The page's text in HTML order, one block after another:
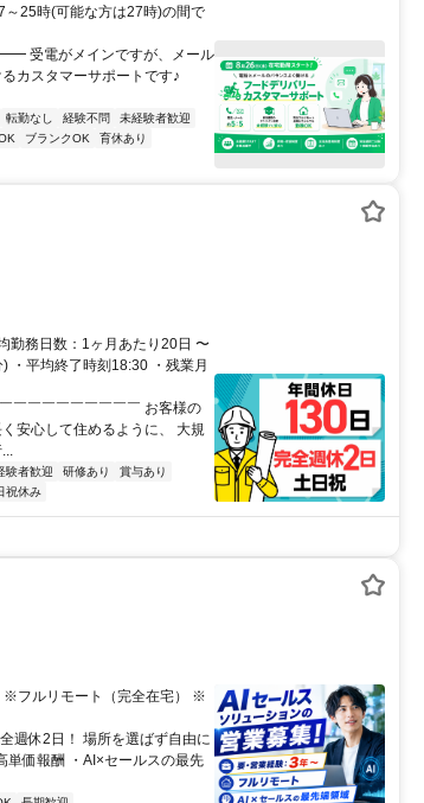
25時(可能な方は27時)の間で
受電がメインですが、メール
カスタマーサポートです♪
転勤なし 経験不問
未経験者歓迎
ブランクOK
育休あり
勤務日数：1ヶ月あたり20日 〜
・平均終了時刻18:30 ・残業月
￣￣￣￣￣￣￣￣￣ お客様の
安心して住めるように、 大規
験者歓迎 研修あり
賞与あり
祝休み
※フルリモート（完全在宅） ※
週休2日！ 場所を選ばず自由に
単価報酬 ・AI×セールスの最先